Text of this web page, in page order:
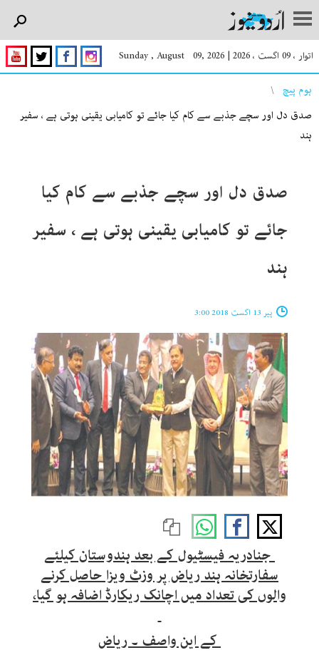
اتوار ، 09 اگست ، 2026 |
Sunday , August 09, 2026
You are here
ہوم پیچ
صدق دل اور سچے جذبے سے کام کیا جائے تو کامیابی یقینی ہوتی ہے ، سفیر
ہند
صدق دل اور سچے جذبے سے کام کیا
جائے تو کامیابی یقینی ہوتی ہے ، سفیر
ہند
پیر 13 اگست 2018 3:00
جنادریہ فیسٹیول کے بعد ہندوستان کیلئے
سفارتخانہ ہند ریاض پر وزٹ ویزا حاصل کرنے
والوں کی تعداد میں اچانک ریکارڈ اضافہ ہو گیا،
کے این واصف ۔ ریاض